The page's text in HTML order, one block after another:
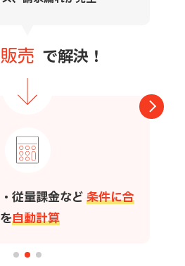
で解決 ！
従量課金など条件に合
自動計算